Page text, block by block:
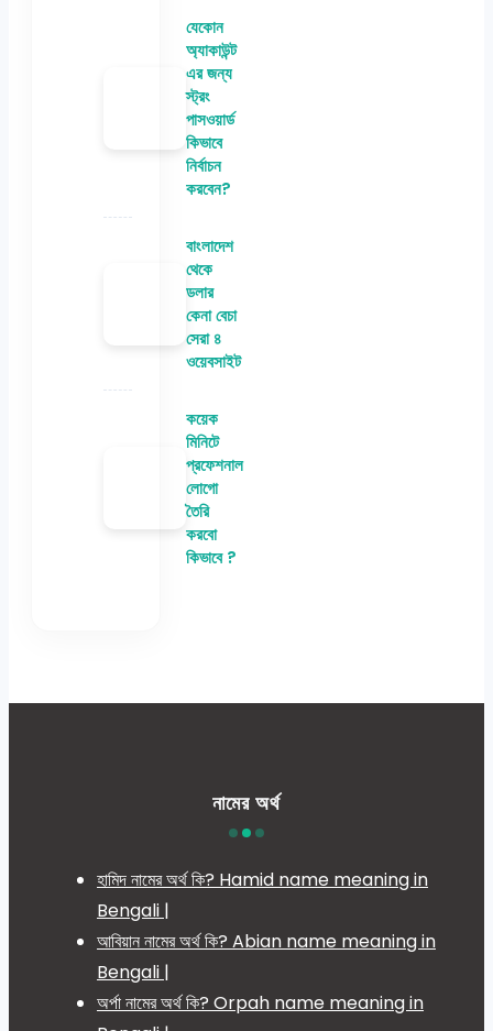
যেকোন
অ্যাকাউন্ট
এর জন্য
স্ট্রং
পাসওয়ার্ড
কিভাবে
নির্বাচন
করবেন?
বাংলাদেশ
থেকে
ডলার
কেনা বেচা
সেরা ৪
ওয়েবসাইট
কয়েক
মিনিটে
প্রফেশনাল
লোগো
তৈরি
করবো
কিভাবে ?
নামের অর্থ
হামিদ নামের অর্থ কি? Hamid name meaning in
Bengali |
আবিয়ান নামের অর্থ কি? Abian name meaning in
Bengali |
অর্পা নামের অর্থ কি? Orpah name meaning in